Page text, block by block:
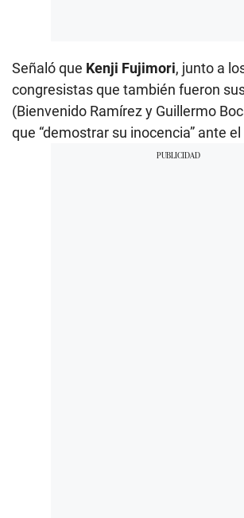
Señaló que Kenji Fujimori, junto a
congresistas que también fueron
(Bienvenido Ramírez y Guillermo
que “demostrar su inocencia” ante